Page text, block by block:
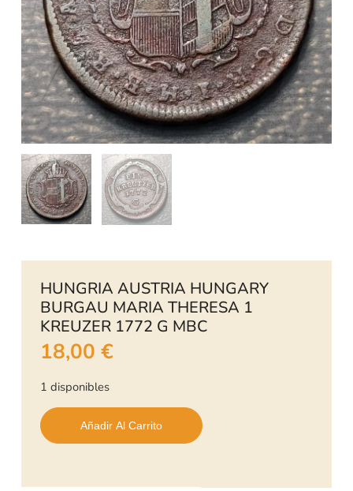
HUNGRIA AUSTRIA HUNGARY
BURGAU MARIA THERESA 1
KREUZER 1772 G MBC
18,00 €
1 disponibles
Añadir Al Carrito